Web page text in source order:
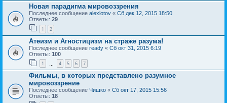
Новая парадигма мировоззрения
Последнее сообщение alexlotov « Сб дек 12, 2015 18:50
Ответы: 29
1 2
Атеизм и Агностицизм на страже разума!
Последнее сообщение ready « Сб окт 31, 2015 6:19
Ответы: 100
1 4 5 6 7
Фильмы, в которых представлено разумное
мировоззрение
Последнее сообщение Чишко « Сб окт 17, 2015 15:56
Ответы: 18